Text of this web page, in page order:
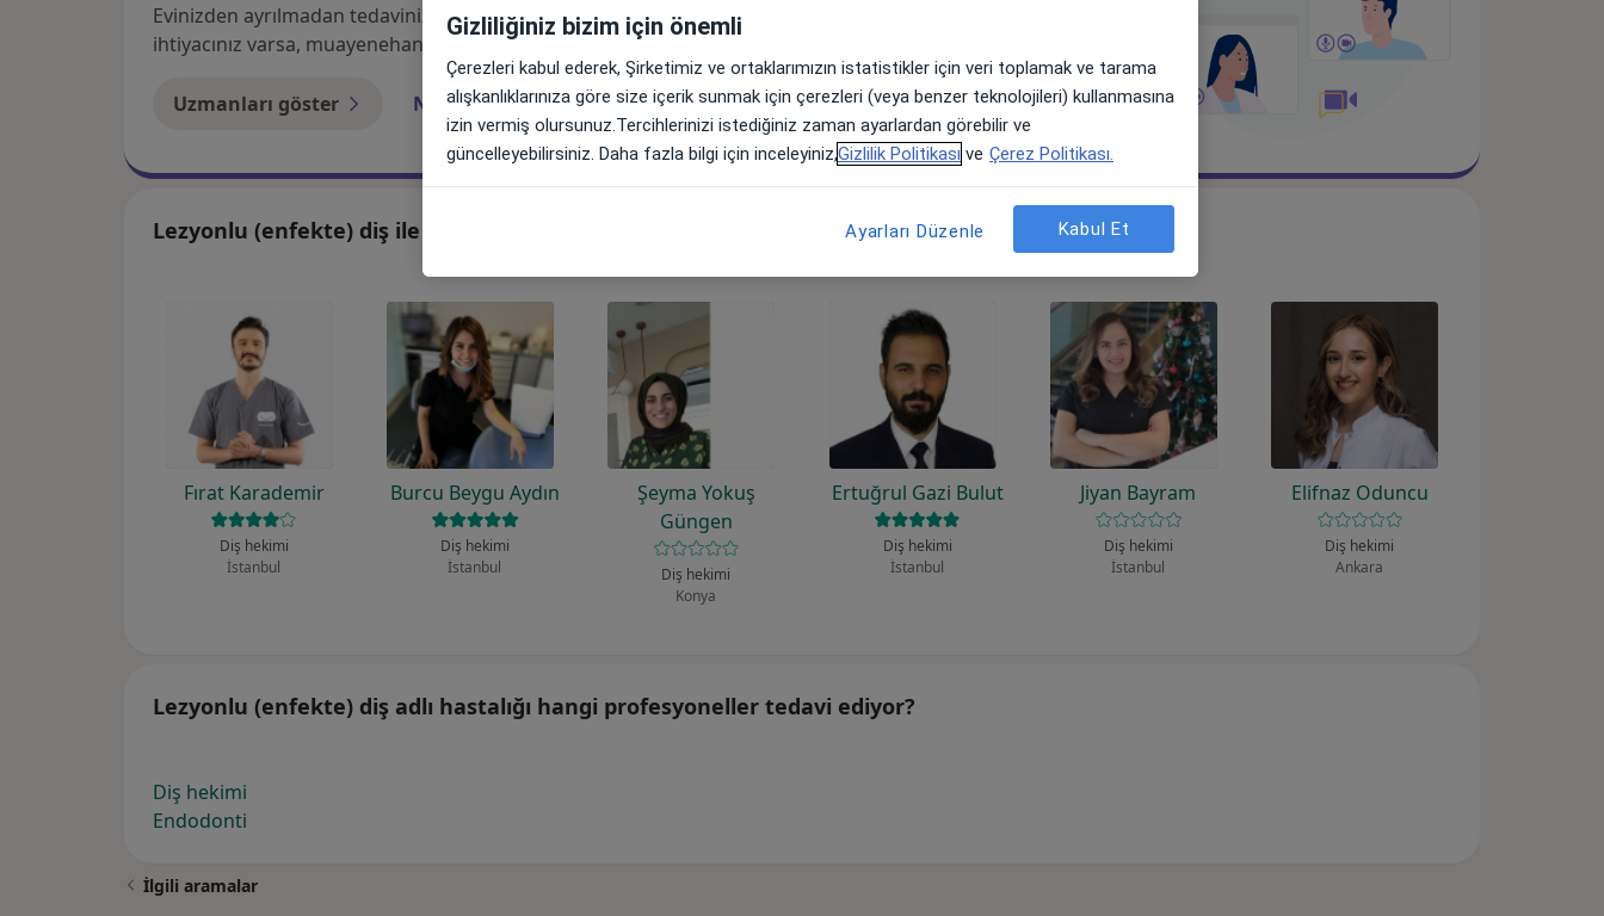
Evinizden ayrılmadan tedavinizi başlatmak veya devam ettirmek için online danışmanlığı seçin. Eğer
ihtiyacınız varsa, muayenehane ziyareti için de randevu alabilirsiniz.
Uzmanları göster Nasıl çalışır?
Lezyonlu (enfekte) diş ile ilgilenen uzmanlardan bazıları
Fırat Karademir
Diş hekimi
İstanbul
Burcu Beygu Aydın
Diş hekimi
İstanbul
Şeyma Yokuş
Güngen
Diş hekimi
Konya
Ertuğrul Gazi Bulut
Diş hekimi
İstanbul
Jiyan Bayram
Diş hekimi
İstanbul
Elifnaz Oduncu
Diş hekimi
Ankara
Lezyonlu (enfekte) diş adlı hastalığı hangi profesyoneller tedavi ediyor?
Diş hekimi
Endodonti
İlgili aramalar
Gizliliğiniz bizim için önemli
Çerezleri kabul ederek, Şirketimiz ve ortaklarımızın istatistikler için veri toplamak ve tarama
alışkanlıklarınıza göre size içerik sunmak için çerezleri (veya benzer teknolojileri) kullanmasına
izin vermiş olursunuz.Tercihlerinizi istediğiniz zaman ayarlardan görebilir ve
güncelleyebilirsiniz. Daha fazla bilgi için inceleyiniz,Gizlilik Politikası ve Çerez Politikası.
Ayarları Düzenle Kabul Et